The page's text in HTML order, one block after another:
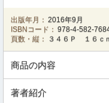
出版年月： 2016年9月
ISBNコード： 978-4-582-
頁数・縦：
３４６Ｐ １６ｃ
商品の内容
著者紹介